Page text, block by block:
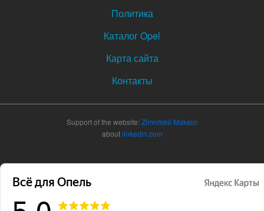
Политика
Каталог Opel
Карта сайта
Контакты
Support of the website:Zimnitskii Maksim
aboutlinkedin.com